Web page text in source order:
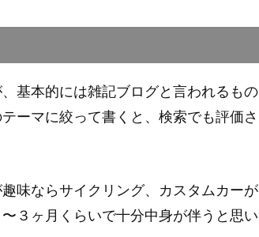
基本的には雑記ブログと言われるもの
ーマに絞って書くと、検索でも評価さ
味ならサイクリング、カスタムカーが
３ヶ月くらいで十分中身が伴うと思い